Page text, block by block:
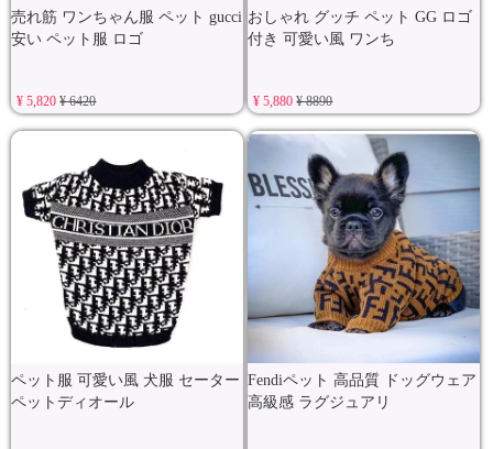
売れ筋 ワンちゃん服 ペット gucci
安い ペット服 ロゴ
¥ 5,820¥ 6420
おしゃれ グッチ ペット GG ロゴ
付き 可愛い風 ワンち
¥ 5,880¥ 8890
ペット服 可愛い風 犬服 セーター
ペットディオール
Fendiペット 高品質 ドッグウェア
高級感 ラグジュアリ